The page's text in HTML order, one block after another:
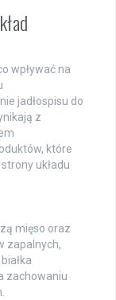
wpływać na
jadłospisu do
z
które
układu
mięso oraz
zapalnych,
zachowaniu